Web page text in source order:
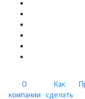
О
компании
Как
сделать